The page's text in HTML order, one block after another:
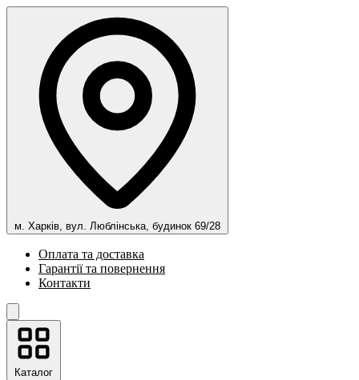
м. Харків, вул. Люблінська, будинок 69/28
Оплата та доставка
Гарантії та повернення
Контакти
Каталог